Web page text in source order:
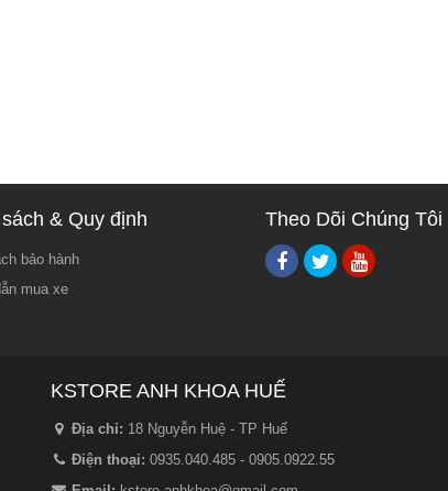
& Quy định
bảo hành
mua xe
Theo Dõi Chúng Tôi
KSTORE ANH KHOA HUẾ
Địa chỉ: 18 Nguyễn Huệ - TP Huế
Điện thoại: 0935.040.485 - 0905.0922.55